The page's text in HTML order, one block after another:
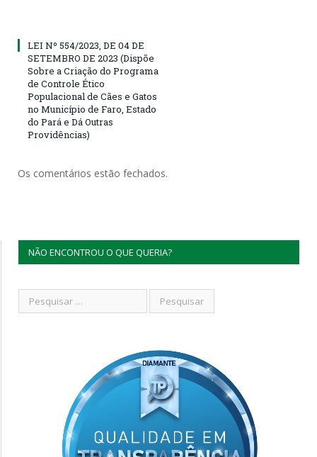
LEI Nº 554/2023, DE 04 DE
SETEMBRO DE 2023 (Dispõe
Sobre a Criação do Programa
de Controle Ético
Populacional de Cães e Gatos
no Município de Faro, Estado
do Pará e Dá Outras
Providências)
Os comentários estão fechados.
NÃO ENCONTROU O QUE QUERIA?